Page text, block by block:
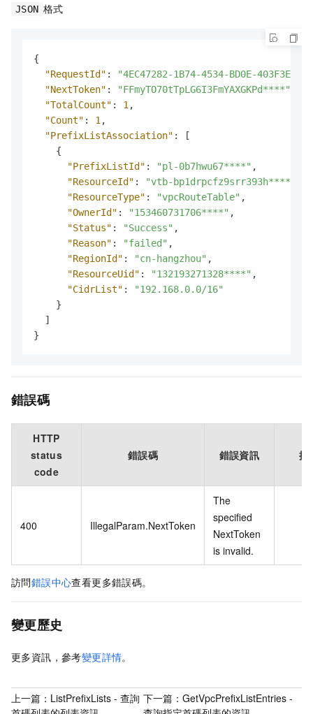
JSON 格式
{
"RequestId" :
"4EC47282-1B74-4534-BD0E-
"NextToken" : "FFmyTO70tTpLG6I3FmYAXGKPd****"
"TotalCount" : 1 ,
"Count" : 1 ,
"PrefixListAssociation" :
[
{
"PrefixListId" : "pl-0b7hwu67****" ,
"ResourceId" : "vtb-bp1drpcfz9srr393h****"
"ResourceType" : "vpcRouteTable" ,
"OwnerId" : "153460731706****" ,
"Status" : "Success" ,
"Reason" : "failed" ,
"RegionId" : "cn-hangzhou" ,
"ResourceUid" : "132193271328****" ,
"CidrList" :
"192.168.0.0/16"
}
]
}
錯誤碼
HTTP
status
code
錯誤碼 錯誤資訊 描
400 IllegalParam.NextToken
The
specified
NextToken
is invalid.
訪問錯誤中心查看更多錯誤碼。
變更歷史
更多資訊，參考變更詳情。
上一篇： ListPrefixLists - 查詢 下一篇：GetVpcPrefixListEntries -